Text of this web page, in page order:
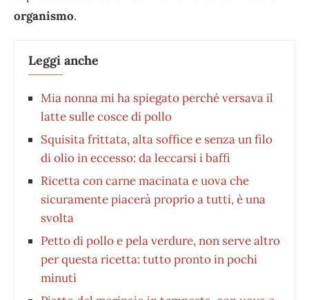
organismo.
Leggi anche
Mia nonna mi ha spiegato perché versava il
latte sulle cosce di pollo
Squisita frittata, alta soffice e senza un filo
di olio in eccesso: da leccarsi i baffi
Ricetta con carne macinata e uova che
sicuramente piacerà proprio a tutti, è una
svolta
Petto di pollo e pela verdure, non serve altro
per questa ricetta: tutto pronto in pochi
minuti